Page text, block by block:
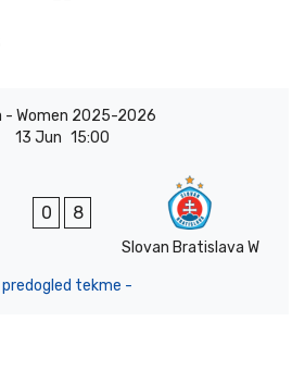
- Women 2025-2026
13 Jun 15:00
0 8
Slovan Bratislava W
tekme -